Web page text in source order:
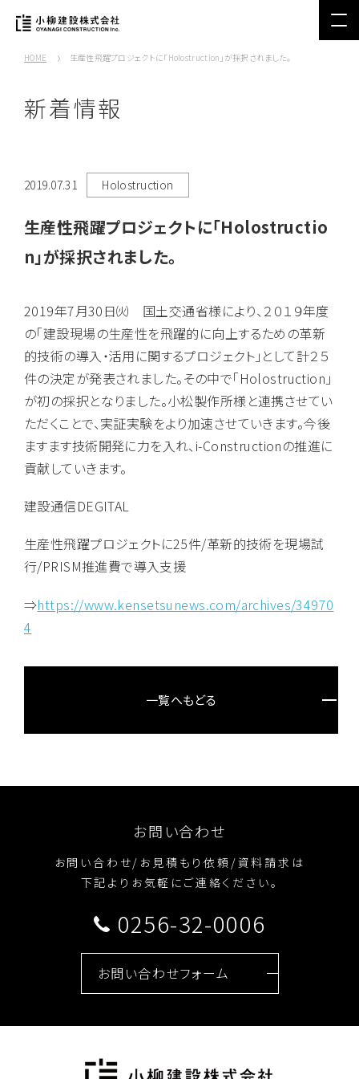
HOME 生産性飛躍プロジェクトに「Holostruction」が採択されました。
新着情報
2019.07.31 Holostruction
生産性飛躍プロジェクトに「Holostructio
n」が採択されました。
2019年7月30日㈫ 国土交通省様により、２０１９年度
の「建設現場の生産性を飛躍的に向上するための革新
的技術の導入・活用に関するプロジェクト」として計２５
件の決定が発表されました。その中で「Holostruction」
が初の採択となりました。小松製作所様と連携させてい
ただくことで、実証実験をより加速させていきます。今後
ますます技術開発に力を入れ、i-Constructionの推進に
貢献していきます。
建設通信DEGITAL
生産性飛躍プロジェクトに25件/革新的技術を現場試
行/PRISM推進費で導入支援
⇒https://www.kensetsunews.com/archives/34970
4
一覧へもどる
お問い合わせ
お問い合わせ/お見積もり依頼/資料請求は
下記よりお気軽にご連絡ください。
0256-32-0006
お問い合わせフォーム